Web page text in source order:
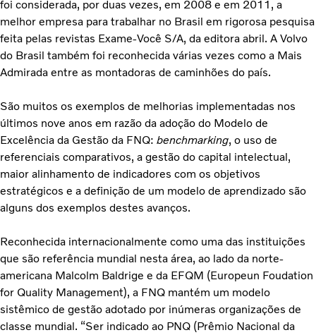
foi considerada, por duas vezes, em 2008 e em 2011, a
melhor empresa para trabalhar no Brasil em rigorosa pesquisa
feita pelas revistas Exame-Você S/A, da editora abril. A Volvo
do Brasil também foi reconhecida várias vezes como a Mais
Admirada entre as montadoras de caminhões do país.
São muitos os exemplos de melhorias implementadas nos
últimos nove anos em razão da adoção do Modelo de
Excelência da Gestão da FNQ: benchmarking, o uso de
referenciais comparativos, a gestão do capital intelectual,
maior alinhamento de indicadores com os objetivos
estratégicos e a definição de um modelo de aprendizado são
alguns dos exemplos destes avanços.
Reconhecida internacionalmente como uma das instituições
que são referência mundial nesta área, ao lado da norte-
americana Malcolm Baldrige e da EFQM (Europeun Foudation
for Quality Management), a FNQ mantém um modelo
sistêmico de gestão adotado por inúmeras organizações de
classe mundial. “Ser indicado ao PNQ (Prêmio Nacional da